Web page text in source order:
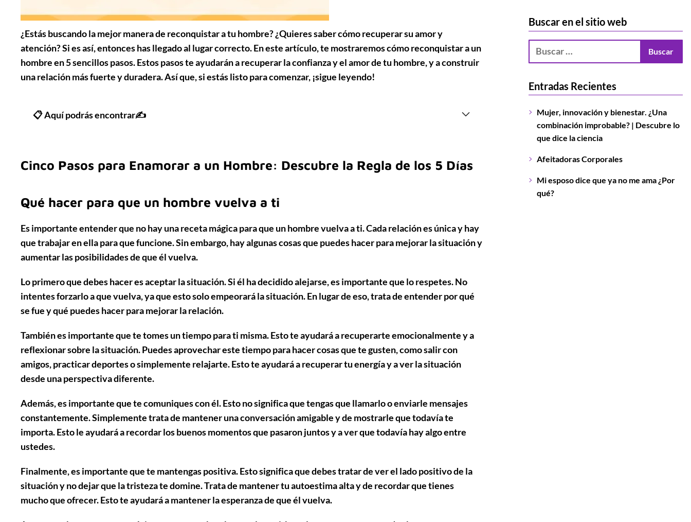
¿Estás buscando la mejor manera de reconquistar a tu hombre? ¿Quieres saber cómo recuperar su amor y
atención? Si es así, entonces has llegado al lugar correcto. En este artículo, te mostraremos cómo reconquistar a un
hombre en 5 sencillos pasos. Estos pasos te ayudarán a recuperar la confianza y el amor de tu hombre, y a construir
una relación más fuerte y duradera. Así que, si estás listo para comenzar, ¡sigue leyendo!
📋 Aquí podrás encontrar✍
Cinco Pasos para Enamorar a un Hombre: Descubre la Regla de los 5 Días
Qué hacer para que un hombre vuelva a ti
Es importante entender que no hay una receta mágicapara que un hombre vuelva a ti. Cada relación es única y hay
que trabajar en ella para que funcione. Sin embargo, hay algunas cosas que puedes hacer para mejorar la situación y
aumentar las posibilidades de que él vuelva.
Lo primero que debes hacer esaceptar la situación. Si él ha decidido alejarse, es importante que lo respetes. No
intentes forzarlo a que vuelva, ya que esto solo empeorará la situación. En lugar de eso, trata de entender por qué
se fue y qué puedes hacer para mejorar la relación.
También es importante quete tomes un tiempo para ti misma. Esto te ayudará a recuperarte emocionalmente y a
reflexionar sobre la situación. Puedes aprovechar este tiempo para hacer cosas que te gusten, como salir con
amigos, practicar deportes o simplemente relajarte. Esto te ayudará a recuperar tu energía y a ver la situación
desde una perspectiva diferente.
Además, es importante quete comuniques con él. Esto no significa que tengas que llamarlo o enviarle mensajes
constantemente. Simplemente trata de mantener una conversación amigable y de mostrarle que todavía te
importa. Esto le ayudará a recordar los buenos momentos que pasaron juntos y a ver que todavía hay algo entre
ustedes.
Finalmente, es importante quete mantengas positiva. Esto significa que debes tratar de ver el lado positivo de la
situación y no dejar que la tristeza te domine. Trata de mantener tu autoestima alta y de recordar que tienes
mucho que ofrecer. Esto te ayudará a mantener la esperanza de que él vuelva.
Buscar en el sitio web
Entradas Recientes
Mujer, innovación y bienestar. ¿Una
combinación improbable? | Descubre lo
que dice la ciencia
Afeitadoras Corporales
Mi esposo dice que ya no me ama ¿Por
qué?